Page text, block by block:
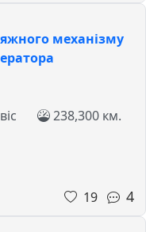
механізму
238,300 км.
19 4